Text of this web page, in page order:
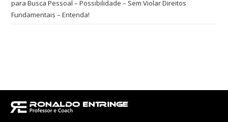
para Busca Pessoal – Possibilidade – Sem Violar Direitos
Fundamentais – Entenda!